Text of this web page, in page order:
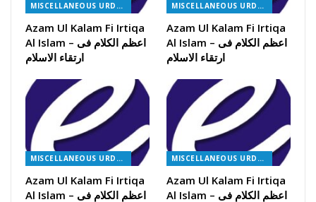
MISCELLANEOUS URDU BOOKS
Azam Ul Kalam Fi Irtiqa
Al Islam – اعظم الکلام فی
ارتقاء الاسلام
MISCELLANEOUS URDU BOOKS
Azam Ul Kalam Fi Irtiqa
Al Islam – اعظم الکلام فی
ارتقاء الاسلام
MISCELLANEOUS URDU BOOKS
Azam Ul Kalam Fi Irtiqa
Al Islam – اعظم الکلام فی
MISCELLANEOUS URDU BOOKS
Azam Ul Kalam Fi Irtiqa
Al Islam – اعظم الکلام فی